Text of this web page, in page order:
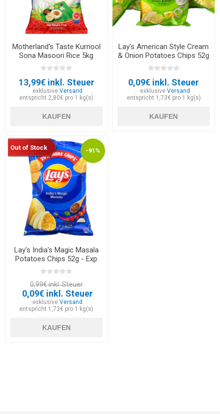
Motherland's Taste Kurnool
Sona Masoori Rice 5kg
13,99€ inkl. Steuer
exklusiveVersand
entspricht 2,80€ pro 1 kg(s)
KAUFEN
Lay's American Style Cream
& Onion Potatoes Chips 52g
- EXP 30.05.2026
0,09€ inkl. Steuer
exklusive Versand
entspricht 1,73€ pro 1 kg(s)
KAUFEN
-91%
Out of Stock
Lay's India's Magic Masala
Potatoes Chips 52g - Exp
30.05.2026
0,99€ inkl. Steuer
0,09€ inkl. Steuer
exklusiveVersand
entspricht 1,73€ pro 1 kg(s)
KAUFEN